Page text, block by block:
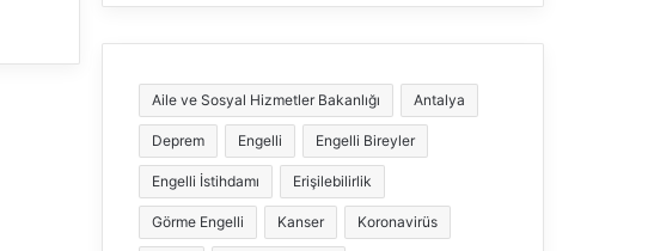
Aile ve Sosyal Hizmetler Bakanlığı Antalya
Deprem Engelli Engelli Bireyler
Engelli İstihdamı Erişilebilirlik
Görme Engelli Kanser Koronavirüs